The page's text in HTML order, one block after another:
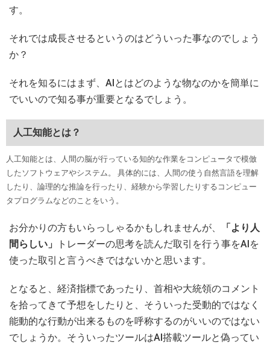
す。
それでは成長させるというのはどういった事なのでしょう
か？
それを知るにはまず、AIとはどのような物なのかを簡単に
でいいので知る事が重要となるでしょう。
人工知能とは？
人工知能とは、人間の脳が行っている知的な作業をコンピュータで模倣
したソフトウェアやシステム。 具体的には、人間の使う自然言語を理解
したり、論理的な推論を行ったり、経験から学習したりするコンピュー
タプログラムなどのことをいう。
お分かりの方もいらっしゃるかもしれませんが、
「より人
間らしい」
トレーダーの思考を読んだ取引を行う事をAIを
使った取引と言うべきではないかと思います。
となると、経済指標であったり、首相や大統領のコメント
を拾ってきて予想をしたりと、そういった受動的ではなく
能動的な行動が出来るものを呼称するのがいいのではない
でしょうか。そういったツールはAI搭載ツールと偽ってい